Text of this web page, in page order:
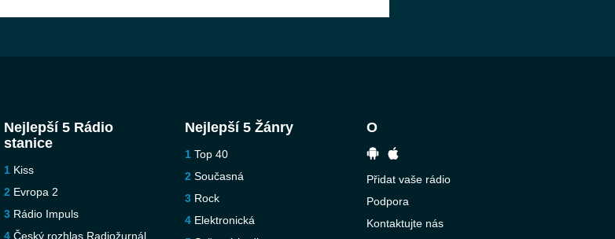
Nejlepší 5 Rádio
stanice
Kiss
Evropa 2
Rádio Impuls
Český rozhlas Radiožurnál
Nejlepší 5 Žánry
Top 40
Současná
Rock
Elektronická
O
Přidat vaše rádio
Podpora
Kontaktujte nás